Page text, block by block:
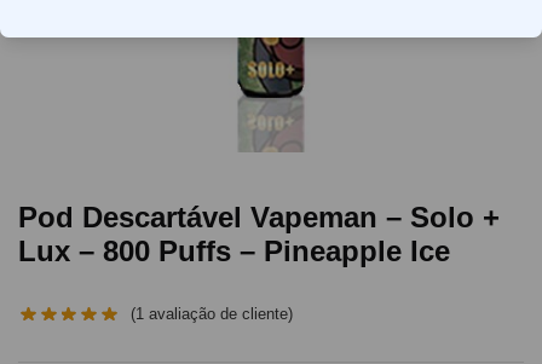
Pod Descartável Vapeman – Solo +
Lux – 800 Puffs – Pineapple Ice
(1 avaliação de cliente)